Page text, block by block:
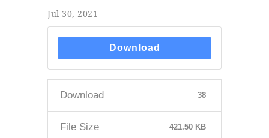
Jul 30, 2021
Download
Download 38
File Size 421.50 KB